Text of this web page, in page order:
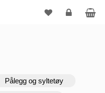
Pålegg og syltetøy